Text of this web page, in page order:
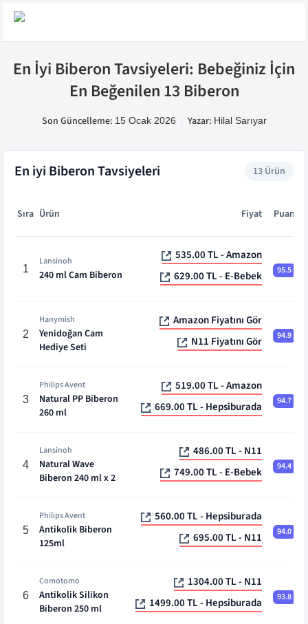
En İyi Biberon Tavsiyeleri: Bebeğiniz İçin
En Beğenilen 13 Biberon
Son Güncelleme: 15 Ocak 2026 Yazar: Hilal Sarıyar
En iyi Biberon Tavsiyeleri 13 Ürün
Sıra Ürün Fiyat Puan
1
Lansinoh
240 ml Cam Biberon
535.00 TL - Amazon
629.00 TL - E-Bebek
95.5
2
Hanymish
Yenidoğan Cam
Hediye Seti
Amazon Fiyatını Gör
N11 Fiyatını Gör
94.9
3
Philips Avent
Natural PP Biberon
260 ml
519.00 TL - Amazon
669.00 TL - Hepsiburada
94.7
4
Lansinoh
Natural Wave
Biberon 240 ml x 2
486.00 TL - N11
749.00 TL - E-Bebek
94.4
5
Philips Avent
Antikolik Biberon
125ml
560.00 TL - Hepsiburada
695.00 TL - N11
94.0
6
Comotomo
Antikolik Silikon
Biberon 250 ml
1304.00 TL - N11
1499.00 TL - Hepsiburada
93.8